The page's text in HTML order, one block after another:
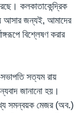
কলকাতাকেন্দ্রিক
আসার জন্যই, আমাদের
বিশ্লেষণ করার
সত্যম রায়
জানানো হয়।
সমন্বয়ক মেজর (অব.)